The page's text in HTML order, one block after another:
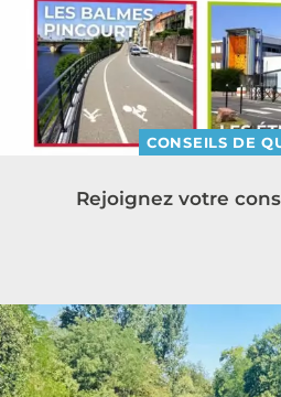
CONSEILS DE
Rejoignez votre